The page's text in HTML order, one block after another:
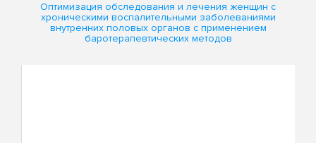
Оптимизация обследования и лечения женщин с
хроническими воспалительными заболеваниями
внутренних половых органов с применением
баротерапевтических методов